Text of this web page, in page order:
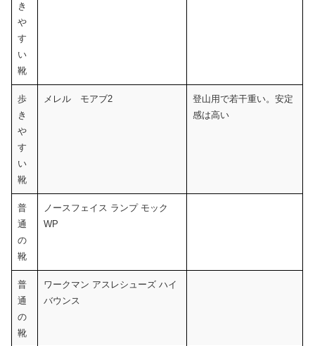
き
や
す
い
靴
歩
き
や
す
い
靴
メレル モアブ2
登山用で若干重い。安定
感は高い
普
通
の
靴
ノースフェイス ランプ モック
WP
普
通
の
靴
ワークマン アスレシューズ ハイ
バウンス